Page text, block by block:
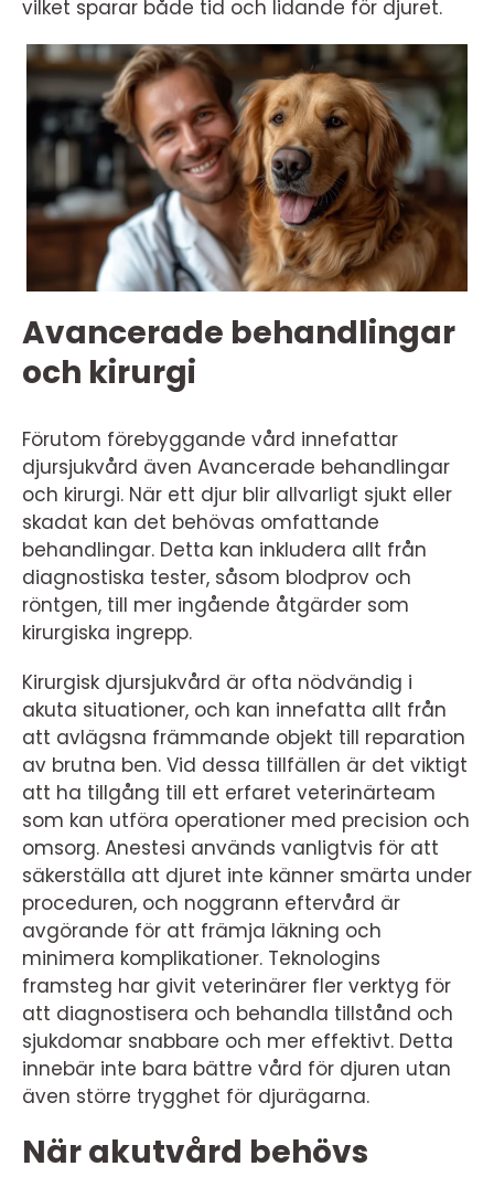
vilket sparar både tid och lidande för djuret.
Avancerade behandlingar
och kirurgi
Förutom förebyggande vård innefattar
djursjukvård även Avancerade behandlingar
och kirurgi. När ett djur blir allvarligt sjukt eller
skadat kan det behövas omfattande
behandlingar. Detta kan inkludera allt från
diagnostiska tester, såsom blodprov och
röntgen, till mer ingående åtgärder som
kirurgiska ingrepp.
Kirurgisk djursjukvård är ofta nödvändig i
akuta situationer, och kan innefatta allt från
att avlägsna främmande objekt till reparation
av brutna ben. Vid dessa tillfällen är det viktigt
att ha tillgång till ett erfaret veterinärteam
som kan utföra operationer med precision och
omsorg. Anestesi används vanligtvis för att
säkerställa att djuret inte känner smärta under
proceduren, och noggrann eftervård är
avgörande för att främja läkning och
minimera komplikationer. Teknologins
framsteg har givit veterinärer fler verktyg för
att diagnostisera och behandla tillstånd och
sjukdomar snabbare och mer effektivt. Detta
innebär inte bara bättre vård för djuren utan
även större trygghet för djurägarna.
När akutvård behövs